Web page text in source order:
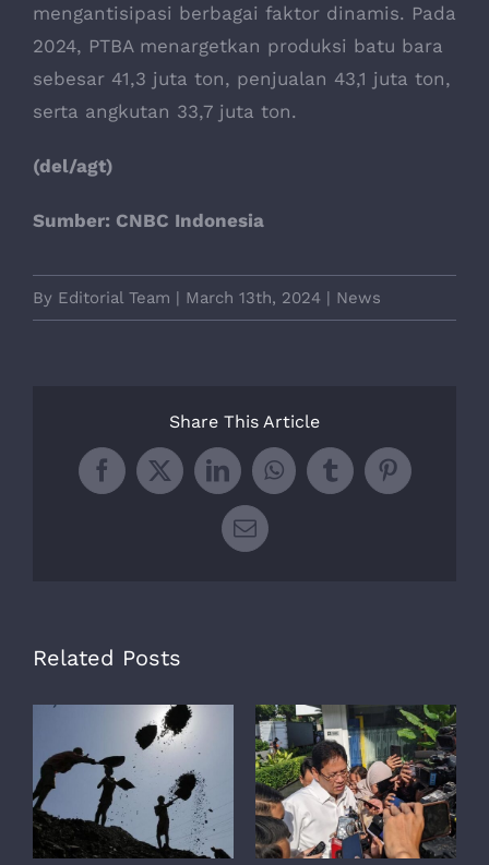
mengantisipasi berbagai faktor dinamis. Pada
2024, PTBA menargetkan produksi batu bara
sebesar 41,3 juta ton, penjualan 43,1 juta ton,
serta angkutan 33,7 juta ton.
(del/agt)
Sumber: CNBC Indonesia
By Editorial Team | March 13th, 2024 | News
Share This Article
Facebook
X LinkedInWhatsApp
TumblrPinterest
Email
Related Posts